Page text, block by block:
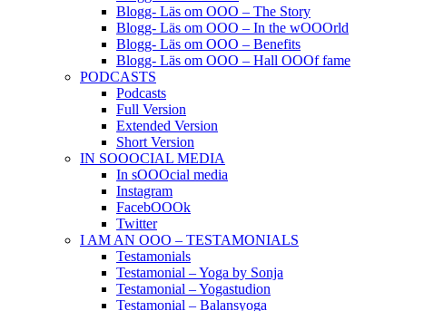
Blogg- Läs om OOO – The Story
Blogg- Läs om OOO – In the wOOOrld
Blogg- Läs om OOO – Benefits
Blogg- Läs om OOO – Hall OOOf fame
PODCASTS
Podcasts
Full Version
Extended Version
Short Version
IN SOOOCIAL MEDIA
In sOOOcial media
Instagram
FacebOOOk
Twitter
I AM AN OOO – TESTAMONIALS
Testamonials
Testamonial – Yoga by Sonja
Testamonial – Yogastudion
Testamonial – Balansyoga